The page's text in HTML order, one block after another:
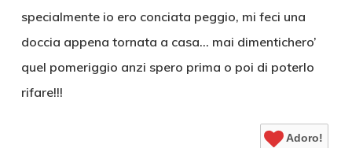
specialmente io ero conciata peggio, mi feci una
doccia appena tornata a casa… mai dimentichero’
quel pomeriggio anzi spero prima o poi di poterlo
rifare!!!
Adoro!